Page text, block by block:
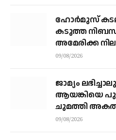
ഹോര്‍മുസ്
കടുത്ത
അമേരിക്ക
വരെ
09/08/2026
ജാമ്യം
ആയങ്കിയെ
ചുമത്തി
09/08/2026